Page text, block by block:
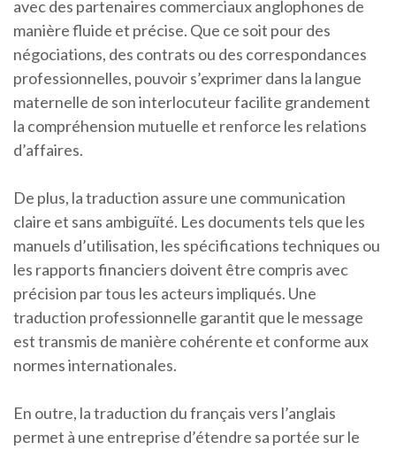
avec des partenaires commerciaux anglophones de
manière fluide et précise. Que ce soit pour des
négociations, des contrats ou des correspondances
professionnelles, pouvoir s’exprimer dans la langue
maternelle de son interlocuteur facilite grandement
la compréhension mutuelle et renforce les relations
d’affaires.
De plus, la traduction assure une communication
claire et sans ambiguïté. Les documents tels que les
manuels d’utilisation, les spécifications techniques ou
les rapports financiers doivent être compris avec
précision par tous les acteurs impliqués. Une
traduction professionnelle garantit que le message
est transmis de manière cohérente et conforme aux
normes internationales.
En outre, la traduction du français vers l’anglais
permet à une entreprise d’étendre sa portée sur le